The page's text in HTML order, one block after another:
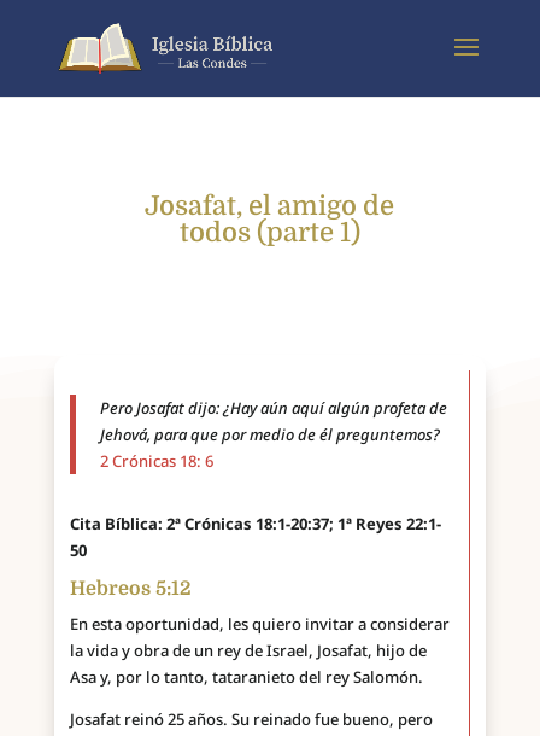
Josafat, el amigo de
todos (parte 1)
Pero Josafat dijo: ¿Hay aún aquí algún profeta de
Jehová, para que por medio de él preguntemos?
2 Crónicas 18: 6
Cita Bíblica: 2ª Crónicas 18:1-20:37; 1ª Reyes 22:1-
50
Hebreos 5:12
En esta oportunidad, les quiero invitar a considerar
la vida y obra de un rey de Israel, Josafat, hijo de
Asa y, por lo tanto, tataranieto del rey Salomón.
Josafat reinó 25 años. Su reinado fue bueno, pero